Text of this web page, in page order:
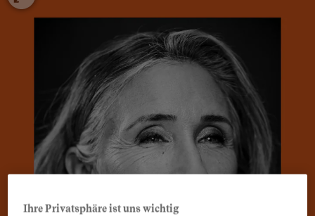
Ihre Privatsphäre ist uns wichtig